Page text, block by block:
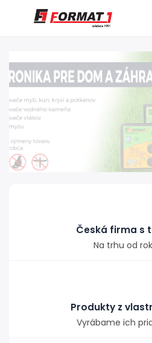
Česká firma s
Na trhu od
Produkty z
Vyrábame ich